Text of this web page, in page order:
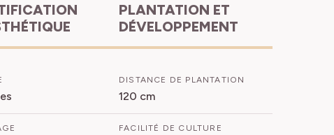
PLANTATION ET
DÉVELOPPEMENT
DISTANCE DE PLANTATION
120 cm
FACILITÉ DE CULTURE